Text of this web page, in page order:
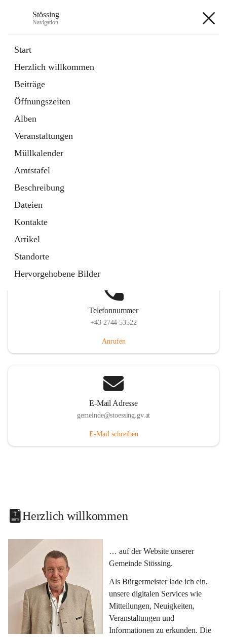
Stössing
Navigation
Start
Herzlich willkommen
Beiträge
Öffnungszeiten
Alben
Veranstaltungen
Müllkalender
Amtstafel
Beschreibung
Dateien
Kontakte
Artikel
Standorte
Hervorgehobene Bilder
Datei
in
Tab
Kindergarten
öffnet
in
neuem
Tab
Telefonnummer
+43 2744 53522
Anrufen
E-Mail Adresse
gemeinde@stoessing.gv.at
E-Mail schreiben
Herzlich willkommen
… auf der Website unserer
Gemeinde Stössing.
Als Bürgermeister lade ich ein,
unsere digitalen Services wie
Mitteilungen, Neuigkeiten,
Veranstaltungen und
Informationen zu erkunden. Die